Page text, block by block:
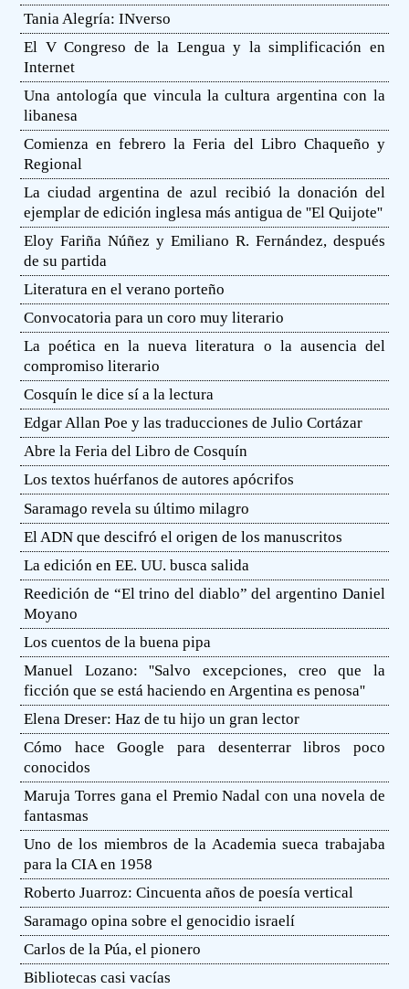
Tania Alegría: INverso
El V Congreso de la Lengua y la simplificación en
Internet
Una antología que vincula la cultura argentina con la
libanesa
Comienza en febrero la Feria del Libro Chaqueño y
Regional
La ciudad argentina de azul recibió la donación del
ejemplar de edición inglesa más antigua de ''El Quijote''
Eloy Fariña Núñez y Emiliano R. Fernández, después
de su partida
Literatura en el verano porteño
Convocatoria para un coro muy literario
La poética en la nueva literatura o la ausencia del
compromiso literario
Cosquín le dice sí a la lectura
Edgar Allan Poe y las traducciones de Julio Cortázar
Abre la Feria del Libro de Cosquín
Los textos huérfanos de autores apócrifos
Saramago revela su último milagro
El ADN que descifró el origen de los manuscritos
La edición en EE. UU. busca salida
Reedición de “El trino del diablo” del argentino Daniel
Moyano
Los cuentos de la buena pipa
Manuel Lozano: ''Salvo excepciones, creo que la
ficción que se está haciendo en Argentina es penosa''
Elena Dreser: Haz de tu hijo un gran lector
Cómo hace Google para desenterrar libros poco
conocidos
Maruja Torres gana el Premio Nadal con una novela de
fantasmas
Uno de los miembros de la Academia sueca trabajaba
para la CIA en 1958
Roberto Juarroz: Cincuenta años de poesía vertical
Saramago opina sobre el genocidio israelí
Carlos de la Púa, el pionero
Bibliotecas casi vacías